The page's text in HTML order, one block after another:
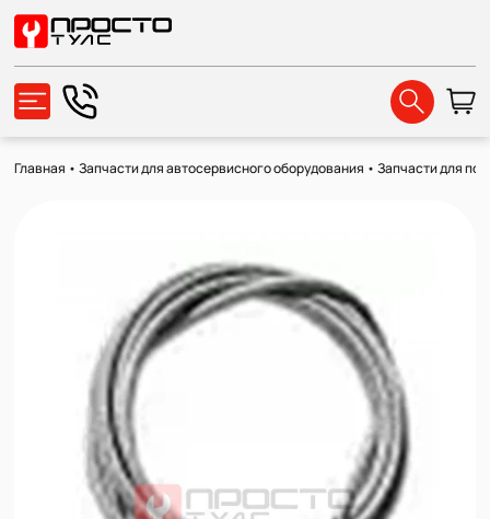
Главная •Запчасти для автосервисного оборудования •Запчасти для